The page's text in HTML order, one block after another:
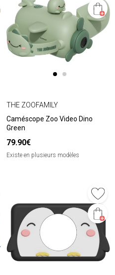
THE ZOOFAMILY
Caméscope Zoo Video Dino
Green
79.90€
Existe en plusieurs modèles